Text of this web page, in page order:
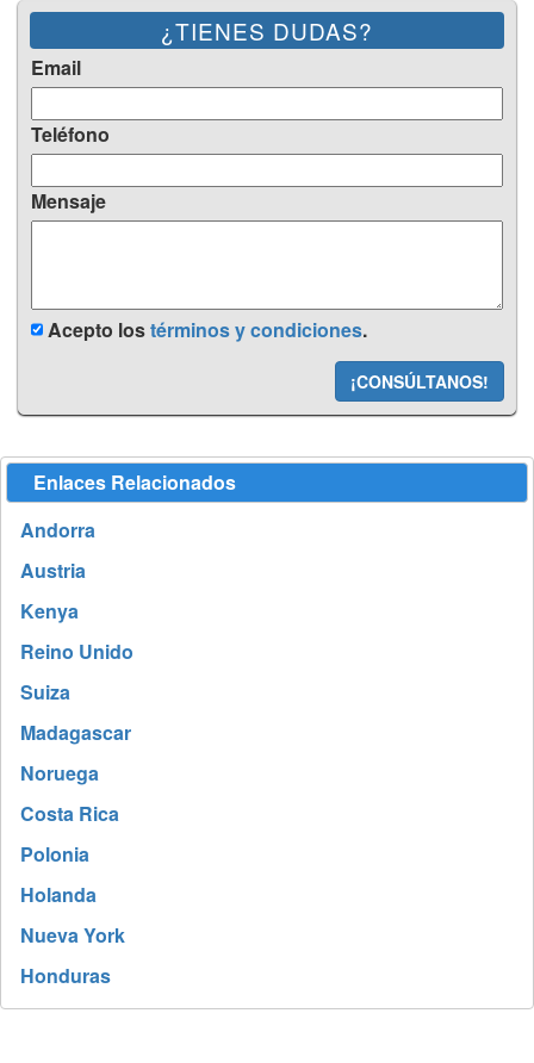
¿TIENES DUDAS?
Email
Teléfono
Mensaje
Acepto lostérminos y condiciones.
¡CONSÚLTANOS!
Enlaces Relacionados
Andorra
Austria
Kenya
Reino Unido
Suiza
Madagascar
Noruega
Costa Rica
Polonia
Holanda
Nueva York
Honduras